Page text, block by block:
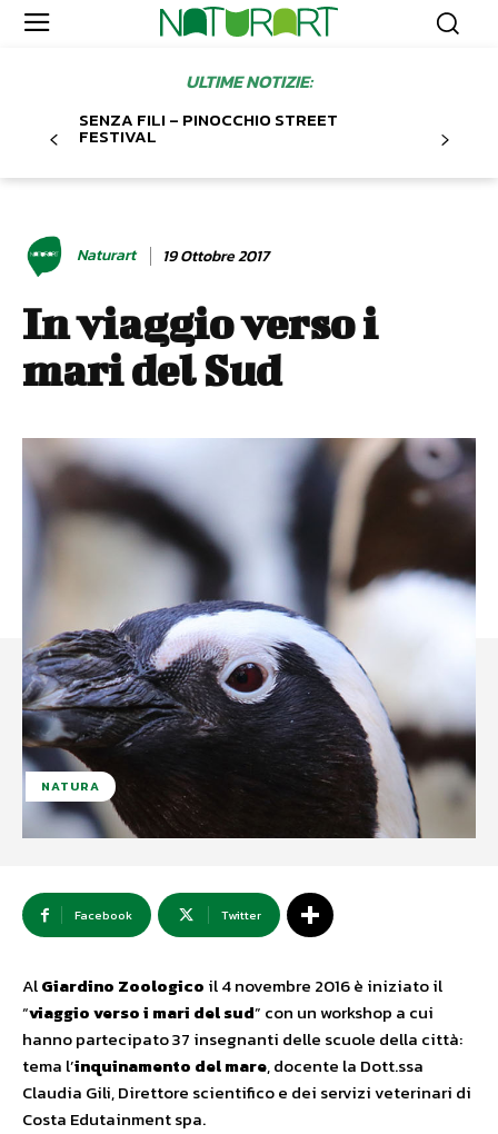
ULTIME NOTIZIE:
SENZA FILI – PINOCCHIO STREET
FESTIVAL
Naturart 19 Ottobre 2017
In viaggio verso i
mari del Sud
NATURA
Facebook Twitter
AlGiardino Zoologico il 4 novembre 2016 è iniziato il
“viaggio verso i mari del sud” con un workshop a cui
hanno partecipato 37 insegnanti delle scuole della città:
tema l’inquinamento del mare, docente la Dott.ssa
Claudia Gili, Direttore scientifico e dei servizi veterinari di
Costa Edutainment spa.